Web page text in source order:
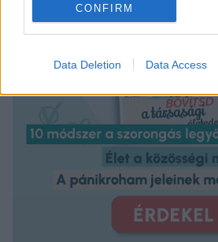
CONFIRM
Data Deletion Data Access